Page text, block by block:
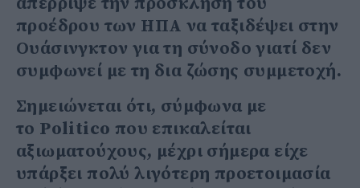
προέδρου των ΗΠΑ να ταξιδέψει στην
Ουάσινγκτον για τη σύνοδο γιατί δεν
συμφωνεί με τη δια ζώσης συμμετοχή.
Σημειώνεται ότι, σύμφωνα με
το Politico που επικαλείται
αξιωματούχους, μέχρι σήμερα είχε
υπάρξει πολύ λιγότερη προετοιμασία